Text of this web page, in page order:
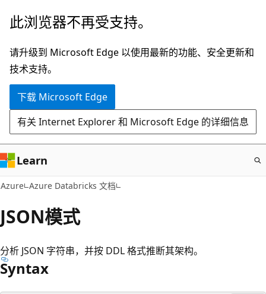
跳
主
要
内
此浏览器不再受支持。
请升级到 Microsoft Edge 以使用最新的功能、安全更新和
技术支持。
下载 Microsoft Edge
有关 Internet Explorer 和 Microsoft Edge 的详细信息
Learn
Azure Azure Databricks 文档
JSON模式
分析 JSON 字符串，并按 DDL 格式推断其架构。
Syntax